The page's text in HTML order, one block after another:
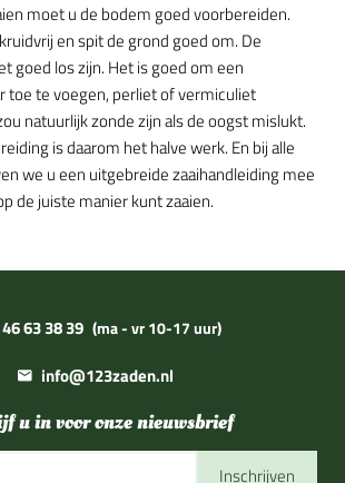
moet u de bodem goed voorbereiden.
en spit de grond goed om. De
goed los zijn. Het is goed om een
toe te voegen, perliet of vermiculiet
natuurlijk zonde zijn als de oogst mislukt.
is daarom het halve werk. En bij alle
we u een uitgebreide zaaihandleiding mee
de juiste manier kunt zaaien.
63 38 39 (ma - vr 10-17 uur)
info@123zaden.nl
u in voor onze nieuwsbrief
Inschrijven